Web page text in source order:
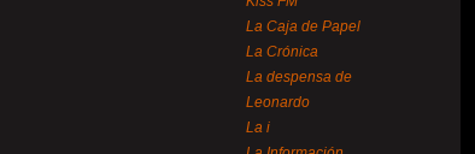
La Caja de Papel
La Crónica
La despensa de
Leonardo
La i